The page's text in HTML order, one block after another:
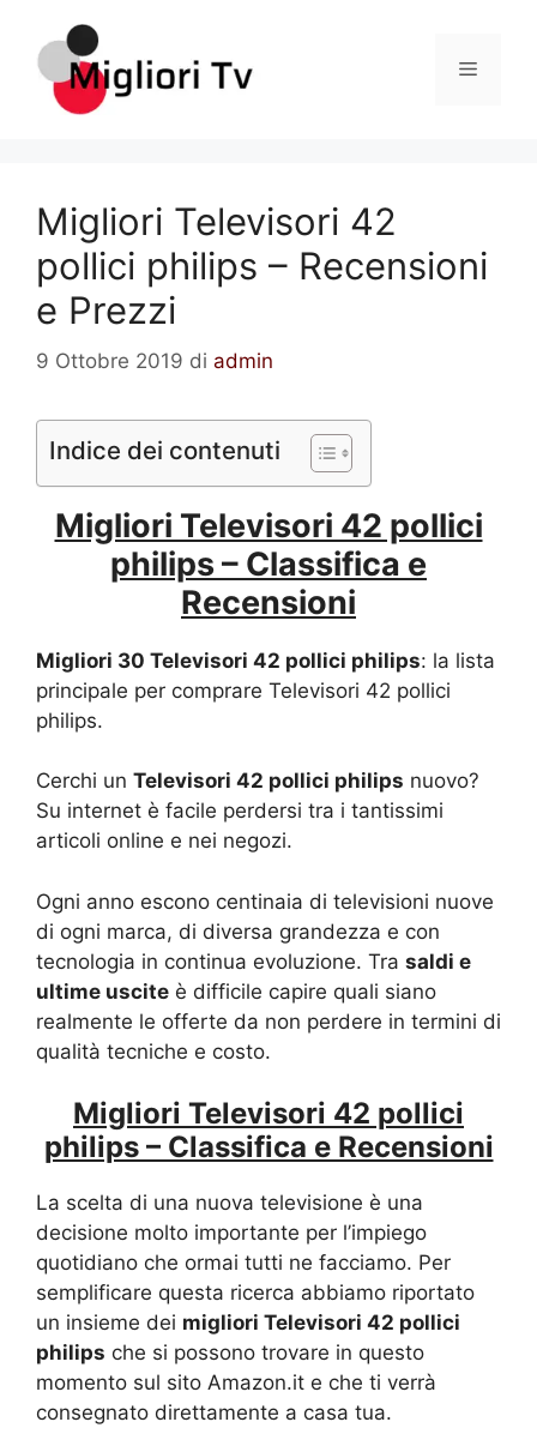
contenuto
Menu
Migliori Televisori 42
pollici philips – Recensioni
e Prezzi
9 Ottobre 2019 di admin
Indice dei contenuti
Migliori Televisori 42 pollici
philips – Classifica e
Recensioni
Migliori 30 Televisori 42 pollici philips: la lista
principale per comprare Televisori 42 pollici
philips.
Cerchi un Televisori 42 pollici philips nuovo?
Su internet è facile perdersi tra i tantissimi
articoli online e nei negozi.
Ogni anno escono centinaia di televisioni nuove
di ogni marca, di diversa grandezza e con
tecnologia in continua evoluzione. Tra saldi e
ultime uscite è difficile capire quali siano
realmente le offerte da non perdere in termini di
qualità tecniche e costo.
Migliori Televisori 42 pollici
philips – Classifica e Recensioni
La scelta di una nuova televisione è una
decisione molto importante per l’impiego
quotidiano che ormai tutti ne facciamo. Per
semplificare questa ricerca abbiamo riportato
un insieme dei migliori Televisori 42 pollici
philips che si possono trovare in questo
momento sul sito Amazon.it e che ti verrà
consegnato direttamente a casa tua.